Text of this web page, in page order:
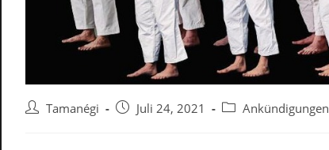
Beitrags-
Tamanégi
BeitragJuli 24, 2021
Beitrags-
Ankündigungen